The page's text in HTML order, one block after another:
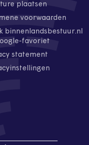
plaatsen
voorwaarden
binnenlandsbestuur.nl
favoriet
statement